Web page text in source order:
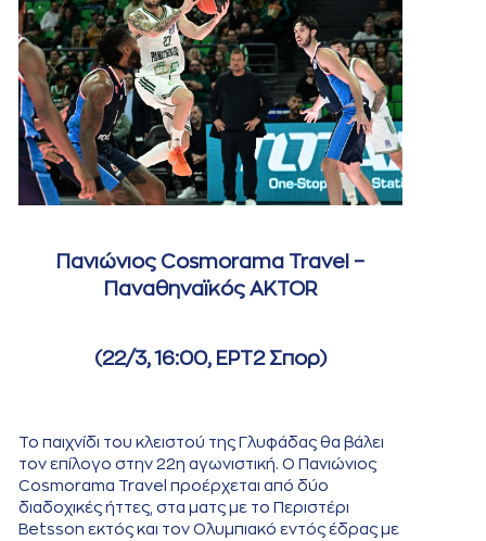
Πανιώνιος Cosmorama Travel –
Παναθηναϊκός AKTOR
(22/3, 16:00, ΕΡΤ2 Σπορ)
Το παιχνίδι του κλειστού της Γλυφάδας θα βάλει
τον επίλογο στην 22η αγωνιστική. Ο Πανιώνιος
Cosmorama Travel προέρχεται από δύο
διαδοχικές ήττες, στα ματς με το Περιστέρι
Betsson εκτός και τον Ολυμπιακό εντός έδρας με